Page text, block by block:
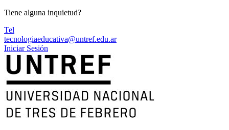
Tiene alguna inquietud?
Tel
tecnologiaeducativa@untref.edu.ar
Iniciar Sesión